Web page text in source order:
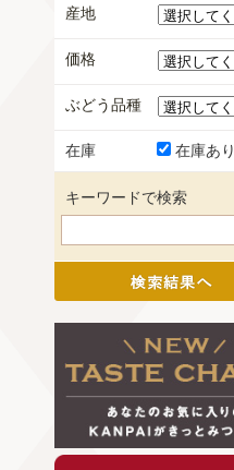
産地
価格
ぶどう品種
在庫 在庫あり
キーワードで検索